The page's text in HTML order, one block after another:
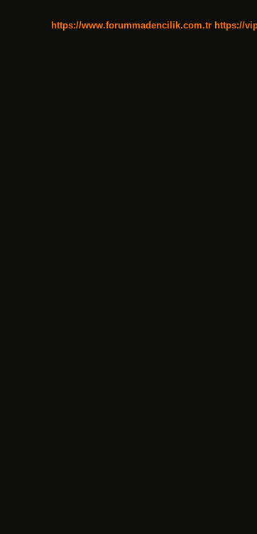
https://www.forummadencilik.com.tr https://